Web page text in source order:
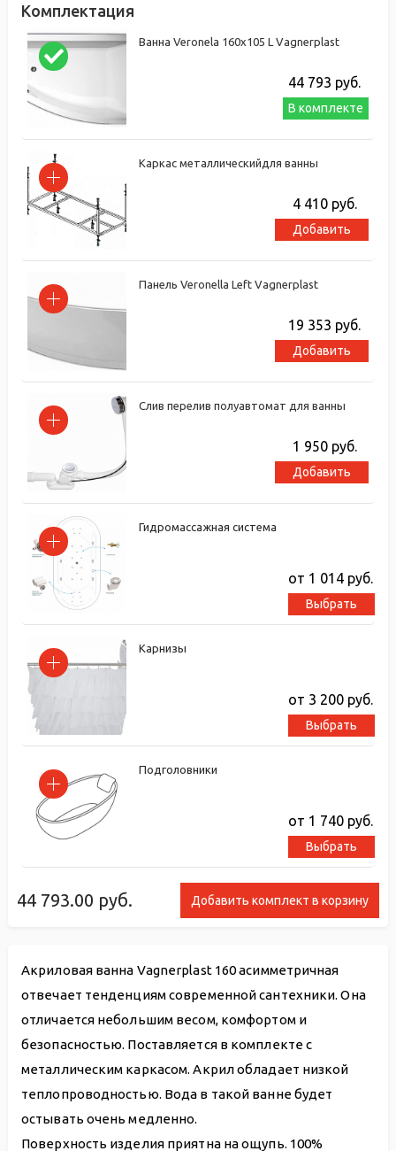
Комплектация
44 793.00 руб. Добавить комплект в корзину
Ванна Veronela 160x105 L Vagnerplast
44 793 руб.
В комплекте
Каркас металлическийдля ванны
4 410руб.
Добавить
Панель Veronella Left Vagnerplast
19 353 руб.
Добавить
Слив перелив полуавтомат для ванны
1 950руб.
Добавить
Гидромассажная система
от 1 014 руб.
Выбрать
Карнизы
от 3 200 руб.
Выбрать
Подголовники
от 1 740 руб.
Выбрать
Акриловая ванна Vagnerplast 160 асимметричная
отвечает тенденциям современной сантехники. Она
отличается небольшим весом, комфортом и
безопасностью. Поставляется в комплекте с
металлическим каркасом. Акрил обладает низкой
теплопроводностью. Вода в такой ванне будет
остывать очень медленно.
Поверхность изделия приятна на ощупь. 100%